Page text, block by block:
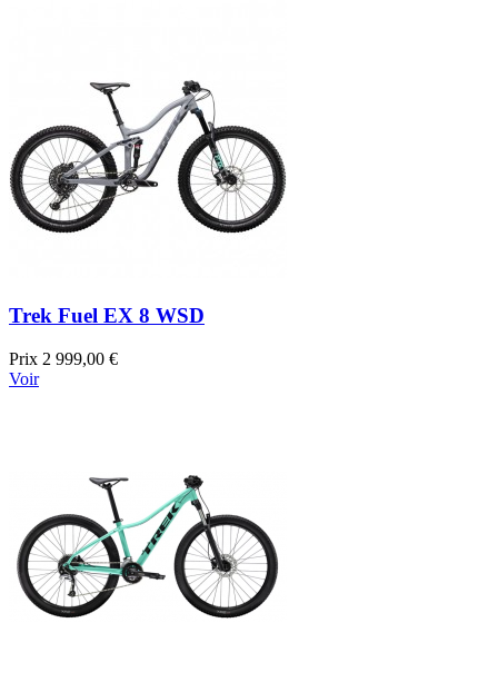
Trek Fuel EX 8 WSD
Prix 2 999,00 €
Voir